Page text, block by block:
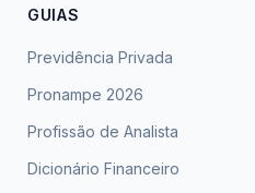
GUIAS
Previdência Privada
Pronampe 2026
Profissão de Analista
Dicionário Financeiro